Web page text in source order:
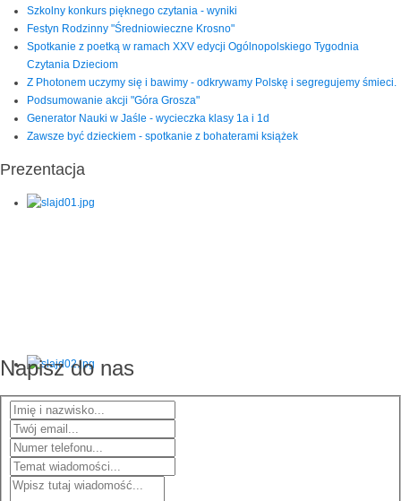
Szkolny konkurs pięknego czytania - wyniki
Festyn Rodzinny "Średniowieczne Krosno"
Spotkanie z poetką w ramach XXV edycji Ogólnopolskiego Tygodnia
Czytania Dzieciom
Z Photonem uczymy się i bawimy - odkrywamy Polskę i segregujemy śmieci.
Podsumowanie akcji "Góra Grosza"
Generator Nauki w Jaśle - wycieczka klasy 1a i 1d
Zawsze być dzieckiem - spotkanie z bohaterami książek
Prezentacja
Napisz do nas